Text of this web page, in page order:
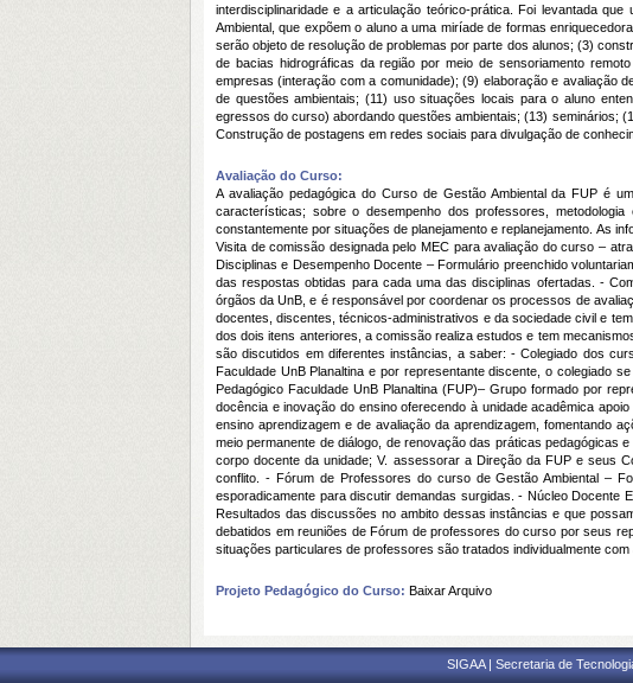
interdisciplinaridade e a articulação teórico-prática. Foi levantada
Ambiental, que expõem o aluno a uma miríade de formas
serão objeto de resolução de problemas por parte dos alunos; (3)
de bacias hidrográficas da região por meio de sensoriamento
empresas (interação com a comunidade); (9) elaboração e avaliação
de questões ambientais; (11) uso situações locais para o aluno
egressos do curso) abordando questões ambientais; (13) seminários;
Construção de postagens em redes sociais para divulgação de
Avaliação do Curso:
A avaliação pedagógica do Curso de Gestão Ambiental da FUP é
características; sobre o desempenho dos professores,
constantemente por situações de planejamento e replanejamento. As
Visita de comissão designada pelo MEC para avaliação do curso –
Disciplinas e Desempenho Docente – Formulário preenchido
das respostas obtidas para cada uma das disciplinas ofertadas. -
órgãos da UnB, e é responsável por coordenar os processos de
docentes, discentes, técnicos-administrativos e da sociedade civil e
dos dois itens anteriores, a comissão realiza estudos e tem
são discutidos em diferentes instâncias, a saber: - Colegiado dos
Faculdade UnB Planaltina e por representante discente, o colegiado
Pedagógico Faculdade UnB Planaltina (FUP)– Grupo formado por
docência e inovação do ensino oferecendo à unidade acadêmica
ensino aprendizagem e de avaliação da aprendizagem, fomentando
meio permanente de diálogo, de renovação das práticas pedagógicas
corpo docente da unidade; V. assessorar a Direção da FUP e seus
conflito. - Fórum de Professores do curso de Gestão Ambiental –
esporadicamente para discutir demandas surgidas. - Núcleo Docente
Resultados das discussões no ambito dessas instâncias e que
debatidos em reuniões de Fórum de professores do curso por seus
situações particulares de professores são tratados individualmente com
Projeto Pedagógico do Curso: Baixar Arquivo
SIGAA | Secretaria de